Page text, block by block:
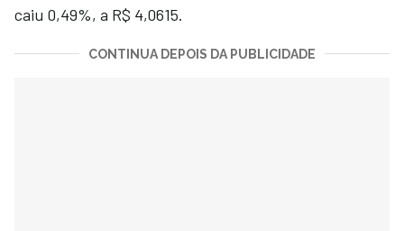
caiu 0,49%, a R$ 4,0615.
CONTINUA DEPOIS DA PUBLICIDADE